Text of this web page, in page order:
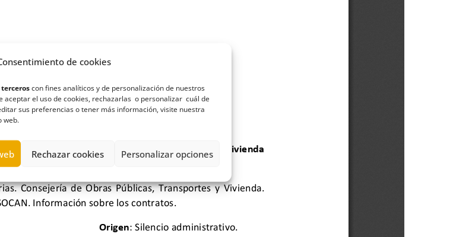
de cookies
con fines analíticos y de personalización de nuestros
aceptar el uso de cookies, rechazarlas o personalizar cuál de
sus preferencias o tener más información, visite nuestra
web.
Rechazar cookies Personalizar opciones